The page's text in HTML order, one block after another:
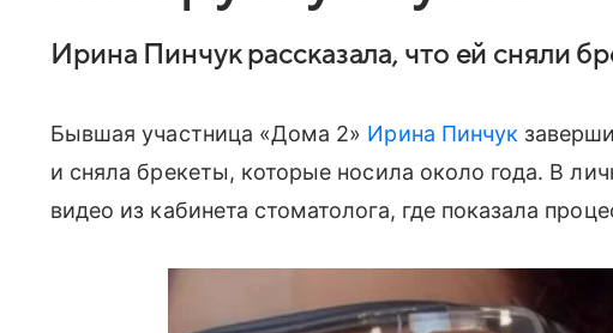
Ирина Пинчук рассказала, что ей сняли
Бывшая участница «Дома 2» Ирина Пинчук
и сняла брекеты, которые носила около года. В
видео из кабинета стоматолога, где показала